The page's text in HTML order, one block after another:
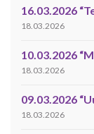
16.03.2026
18.03.2026
10.03.2026
18.03.2026
09.03.2026
18.03.2026